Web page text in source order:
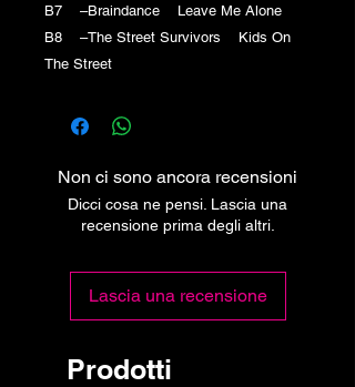
B7 –Braindance Leave Me Alone
B8 –The Street Survivors Kids On
The Street
Non ci sono ancora recensioni
Dicci cosa ne pensi. Lascia una
recensione prima degli altri.
Lascia una recensione
Prodotti